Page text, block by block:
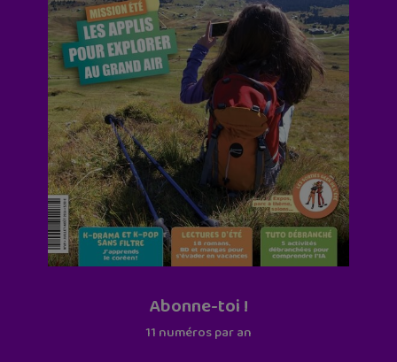
Abonne-toi !
11 numéros par an